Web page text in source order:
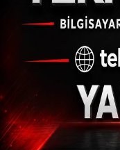
Arap Şeyh,
halkını birlik
milli
halk üzerindeki
manevi
edilmektedir.